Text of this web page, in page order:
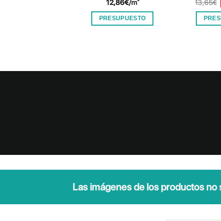
12,86€/m²
PRESUPUESTO
13,65€
Las imágenes de los productos